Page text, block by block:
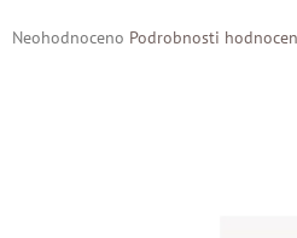
Průměrné
Neohodnoceno Podrobnosti